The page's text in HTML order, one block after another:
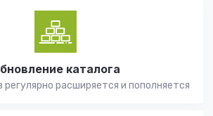
каталога
регулярно расширяется и пополняется